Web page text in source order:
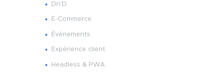
Dn'D
E-Commerce
Événements
Expérience client
Headless & PWA